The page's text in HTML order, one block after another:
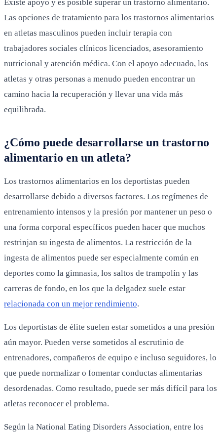
Existe apoyo y es posible superar un trastorno alimentario.
Las opciones de tratamiento para los trastornos alimentarios
en atletas masculinos pueden incluir terapia con
trabajadores sociales clínicos licenciados, asesoramiento
nutricional y atención médica. Con el apoyo adecuado, los
atletas y otras personas a menudo pueden encontrar un
camino hacia la recuperación y llevar una vida más
equilibrada.
¿Cómo puede desarrollarse un trastorno
alimentario en un atleta?
Los trastornos alimentarios en los deportistas pueden
desarrollarse debido a diversos factores. Los regímenes de
entrenamiento intensos y la presión por mantener un peso o
una forma corporal específicos pueden hacer que muchos
restrinjan su ingesta de alimentos. La restricción de la
ingesta de alimentos puede ser especialmente común en
deportes como la gimnasia, los saltos de trampolín y las
carreras de fondo, en los que la delgadez suele estar
relacionada con un mejor rendimiento.
Los deportistas de élite suelen estar sometidos a una presión
aún mayor. Pueden verse sometidos al escrutinio de
entrenadores, compañeros de equipo e incluso seguidores, lo
que puede normalizar o fomentar conductas alimentarias
desordenadas. Como resultado, puede ser más difícil para los
atletas reconocer el problema.
Según la National Eating Disorders Association, entre los